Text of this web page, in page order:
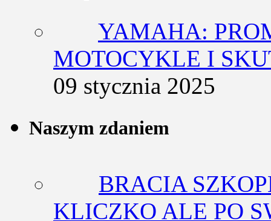
YAMAHA:
MOTOCYKLE I
09 stycznia 2025
Naszym zdaniem
BRACIA
KLICZKO ALE PO